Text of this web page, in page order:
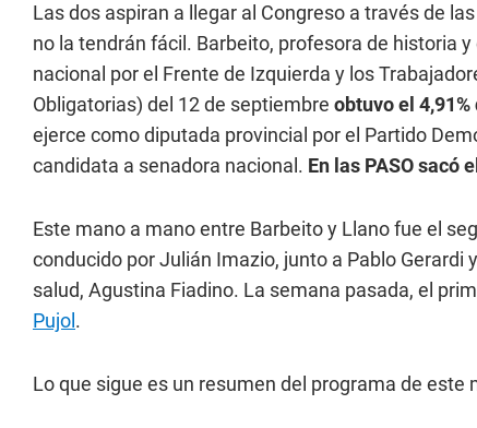
Las dos aspiran a llegar al Congreso a través de
no la tendrán fácil. Barbeito, profesora de historia
nacional por el Frente de Izquierda y los
Obligatorias) del 12 de septiembre obtuvo el
ejerce como diputada provincial por el Partido
candidata a senadora nacional. En las PASO sacó
Este mano a mano entre Barbeito y Llano fue el
conducido por Julián Imazio, junto a Pablo Gerardi
salud, Agustina Fiadino. La semana pasada, el
Pujol .
Lo que sigue es un resumen del programa de este